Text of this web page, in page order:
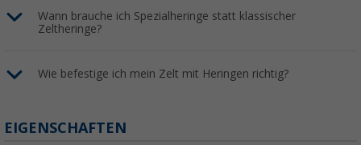
Wann brauche ich Spezialheringe statt klassischer
Zeltheringe?
Wie befestige ich mein Zelt mit Heringen richtig?
EIGENSCHAFTEN